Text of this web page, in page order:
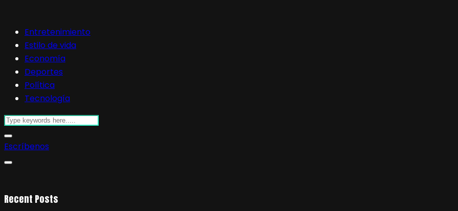
Entretenimiento
Estilo de vida
Economía
Deportes
Política
Tecnología
Escríbenos
Recent Posts